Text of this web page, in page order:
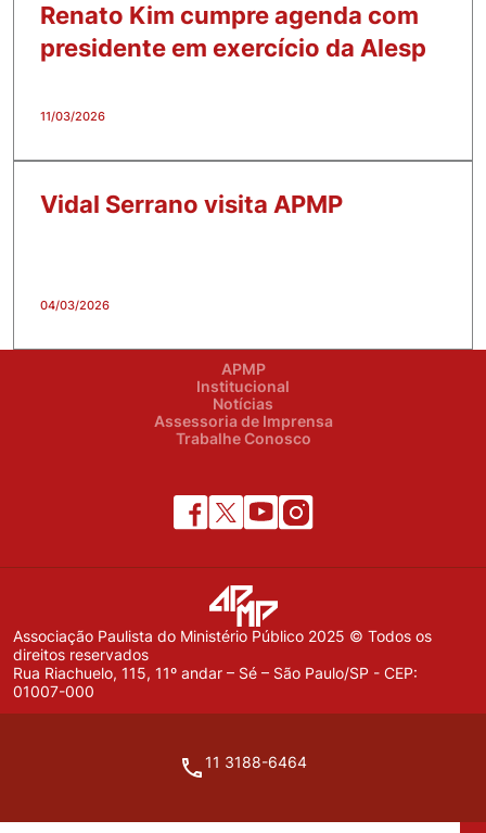
Renato Kim cumpre agenda com
presidente em exercício da Alesp
11/03/2026
Vidal Serrano visita APMP
04/03/2026
APMP
Institucional
Notícias
Assessoria de Imprensa
Trabalhe Conosco
Associação Paulista do Ministério Público 2025 © Todos os
direitos reservados
Rua Riachuelo, 115, 11º andar – Sé – São Paulo/SP - CEP:
01007-000
11 3188-6464